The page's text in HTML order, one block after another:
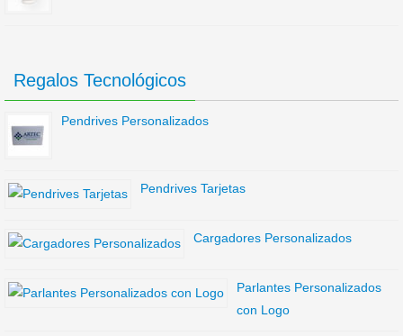
Regalos Tecnológicos
Pendrives Personalizados
Pendrives Tarjetas
Cargadores Personalizados
Parlantes Personalizados
con Logo